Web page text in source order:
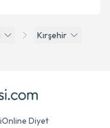
Kırşehir
Online Diyet